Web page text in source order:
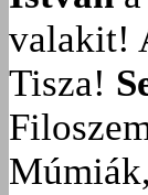
valakit!
Tisza!